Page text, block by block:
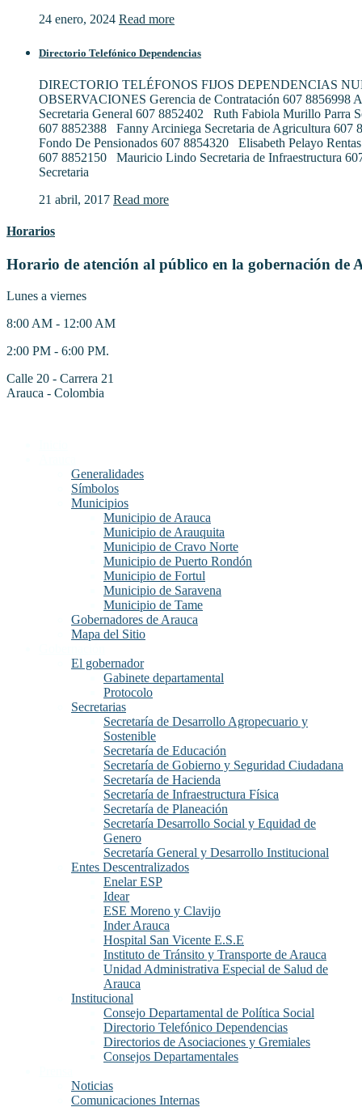
24 enero, 2024 Read more
Directorio Telefónico Dependencias
DIRECTORIO TELÉFONOS FIJOS DEPENDENCIAS
OBSERVACIONES Gerencia de Contratación 607 8856998
Secretaria General 607 8852402 Ruth Fabiola Murillo Parra
607 8852388 Fanny Arciniega Secretaria de Agricultura 607
Fondo De Pensionados 607 8854320 Elisabeth Pelayo
607 8852150 Mauricio Lindo Secretaria de Infraestructura
Secretaria
21 abril, 2017 Read more
Horarios
Horario de atención al público en la gobernación de
Lunes a viernes
8:00 AM - 12:00 AM
2:00 PM - 6:00 PM.
Calle 20 - Carrera 21
Arauca - Colombia
Generalidades
Símbolos
Municipios
Municipio de Arauca
Municipio de Arauquita
Municipio de Cravo Norte
Municipio de Puerto Rondón
Municipio de Fortul
Municipio de Saravena
Municipio de Tame
Gobernadores de Arauca
Mapa del Sitio
El gobernador
Gabinete departamental
Protocolo
Secretarias
Secretaría de Desarrollo Agropecuario y
Sostenible
Secretaría de Educación
Secretaría de Gobierno y Seguridad Ciudadana
Secretaría de Hacienda
Secretaría de Infraestructura Física
Secretaría de Planeación
Secretaría Desarrollo Social y Equidad de
Genero
Secretaría General y Desarrollo Institucional
Entes Descentralizados
Enelar ESP
Idear
ESE Moreno y Clavijo
Inder Arauca
Hospital San Vicente E.S.E
Instituto de Tránsito y Transporte de Arauca
Unidad Administrativa Especial de Salud de
Arauca
Institucional
Consejo Departamental de Política Social
Directorio Telefónico Dependencias
Directorios de Asociaciones y Gremiales
Consejos Departamentales
Noticias
Comunicaciones Internas